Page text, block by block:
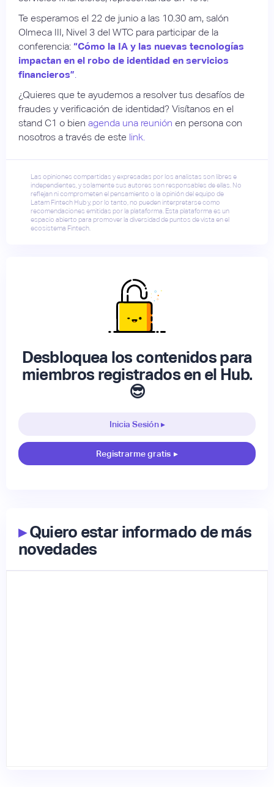
Te esperamos el 22 de junio a las 10.30 am, salón
Olmeca III, Nivel 3 del WTC para participar de la
conferencia: “Cómo la IA y las nuevas tecnologías
impactan en el robo de identidad en servicios
financieros”
¿Quieres que te ayudemos a resolver tus desafíos de
fraudes y verificación de identidad? Visítanos en el
stand C1 o bien agenda una reunión en persona con
nosotros a través de este link.
Las opiniones compartidas y expresadas por los analistas son libres e
independientes, y solamente sus autores son responsables de ellas. No
reflejan ni comprometen el pensamiento o la opinión del equipo de
Latam Fintech Hub y, por lo tanto, no pueden interpretarse como
recomendaciones emitidas por la plataforma. Esta plataforma es un
espacio abierto para promover la diversidad de puntos de vista en el
ecosistema Fintech.
Desbloquea los contenidos para
miembros registrados en el Hub.
😎
Inicia Sesión ▸
Registrarme gratis ▸
▸Quiero estar informado de más
novedades